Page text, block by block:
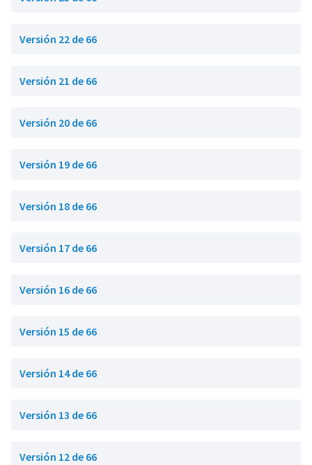
Versión 22 de 66
Versión 21 de 66
Versión 20 de 66
Versión 19 de 66
Versión 18 de 66
Versión 17 de 66
Versión 16 de 66
Versión 15 de 66
Versión 14 de 66
Versión 13 de 66
Versión 12 de 66